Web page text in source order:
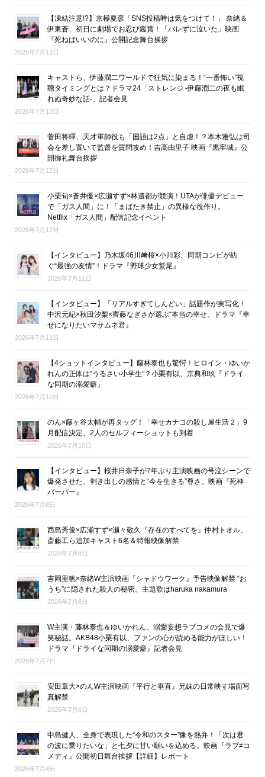
【凍結注意!?】京極夏彦「SNS投稿時は気をつけて！」 奈緒＆
伊東蒼、初日に劇場でお忍び鑑賞！「バレずに泣いた」映画
『死ねばいいのに』公開記念舞台挨拶
2026年7月13日
キャストら、伊藤潤二ワールドで狂気に染まる！“一番怖い”視
聴タイミングとは？ドラマ24「ストレンジ -伊藤潤二の夜も眠
れぬ奇妙な話-」記者会見
2026年7月13日
菅田将暉、天才軍師役も「国語は2点」と自虐！？本木雅弘は司
会を差し置いて監督を質問攻め！吉高由里子 映画『黒牢城』公
開御礼舞台挨拶
2026年7月12日
小栗旬×蒼井優×広瀬すず×林遣都が競演！UTAが俳優デビュー
で「ガス人間」に！「まばたき禁止」の異様な役作り。
Netflix「ガス人間」配信記念イベント
2026年7月12日
【インタビュー】乃木坂46川﨑桜×小川彩、同期コンビが紡
ぐ“最強の友情”！ドラマ『野球少女鷲尾』
2026年7月11日
【インタビュー】「リアルすぎてしんどい」話題作が実写化！
中沢元紀×秋田汐梨×齊藤なぎさが選ぶ“本当の幸せ。ドラマ『幸
せになりたいマサムネ君』
2026年7月11日
【4ショットインタビュー】藤林泰也も驚愕！ヒロイン・ゆいか
れんの正体は“うるさい小学生”？小栗有以、京典和玖『ドライ
な同期の溺愛癖』
2026年7月10日
のん×藤ヶ谷太輔が再タッグ！「幸せカナコの殺し屋生活２」9
月配信決定、2人のセルフィーショットも到着
2026年7月10日
【インタビュー】桜井日奈子が7年ぶり主演映画の号泣シーンで
爆発させた、剥き出しの感情と“今を生きる”尊さ。映画『死神
バーバー』
2026年7月8日
西島秀俊×広瀬すず×瀬々敬久『存在のすべてを』仲村トオル、
斎藤工ら追加キャスト6名＆特報映像解禁
2026年7月8日
吉岡里帆×奈緒W主演映画『シャドウワーク』予告映像解禁 “お
うち”に隠された殺人の秘密。主題歌はharuka nakamura
2026年7月8日
W主演・藤林泰也＆ゆいかれん、溺愛妄想ラブコメの会見で爆
笑秘話。AKB48小栗有以、ファンの心が読める能力がほしい！
ドラマ『ドライな同期の溺愛癖』記者会見
2026年7月7日
安田章大×のんW主演映画『平行と垂直』兄妹の日常映す場面写
真解禁
2026年7月6日
中島健人、全身で表現した“令和のスター”像を熱弁！「次は君
の波に乗りたいな」と七夕に甘い願いを込める。映画『ラブ≠コ
メディ』公開初日舞台挨拶【詳細】レポート
2026年7月4日